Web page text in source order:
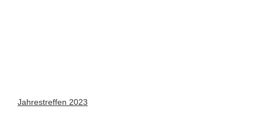
Jahrestreffen 2023